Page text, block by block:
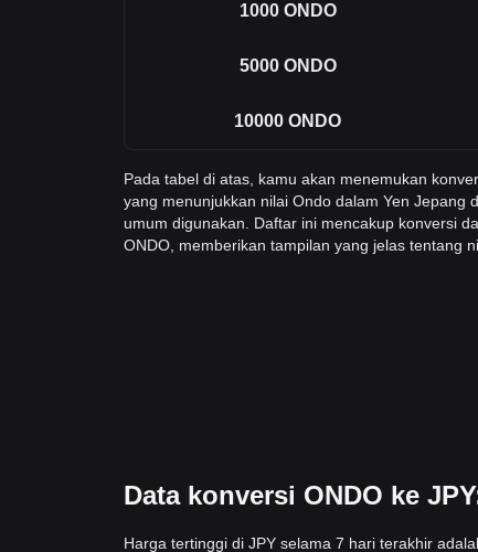
1000 ONDO
5000 ONDO
10000 ONDO
Pada tabel di atas, kamu akan menemukan
yang menunjukkan nilai Ondo dalam Yen Jepang
umum digunakan. Daftar ini mencakup konversi
ONDO, memberikan tampilan yang jelas tentang
Data konversi ONDO ke
Harga tertinggi di JPY selama 7 hari terakhir